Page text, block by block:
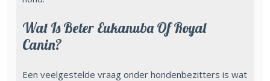
Wat Is Beter Eukanuba Of Royal
Canin?
Een veelgestelde vraag onder hondenbezitters is wat